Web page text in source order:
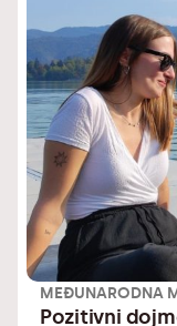
MEĐUNARODNA
Pozitivni